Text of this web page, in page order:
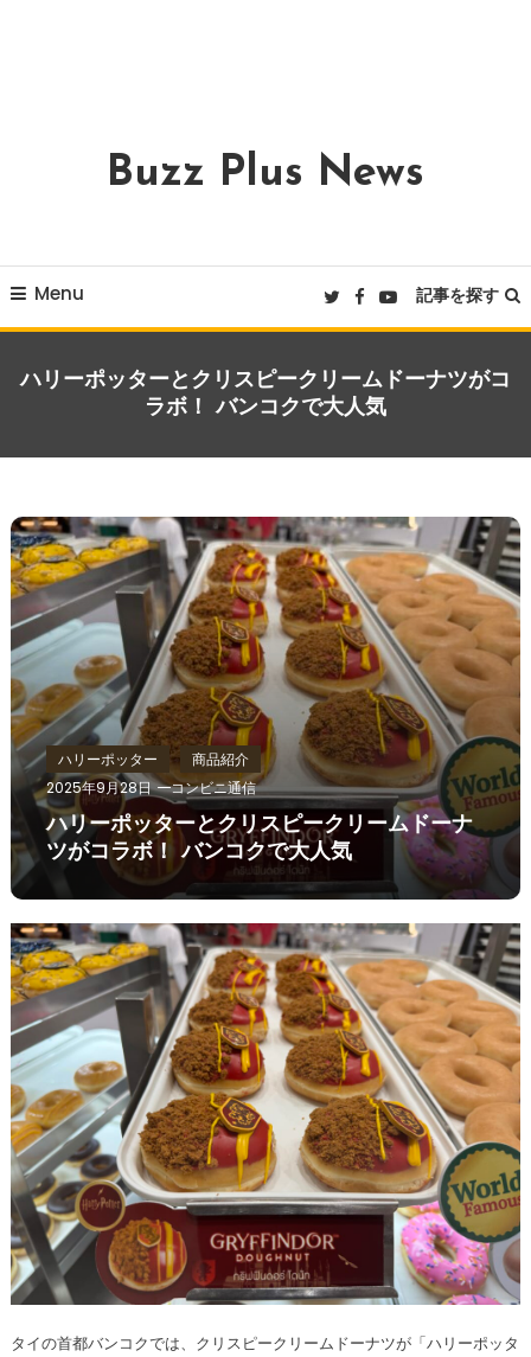
Buzz Plus News
Menu 記事を探す
ハリーポッターとクリスピークリームドーナツがコ
ラボ！ バンコクで大人気
ハリーポッター
商品紹介
2025年9月28日
コンビニ通信
ハリーポッターとクリスピークリームドーナ
ツがコラボ！ バンコクで大人気
タイの首都バンコクでは、クリスピークリームドーナツが「ハリーポッタ